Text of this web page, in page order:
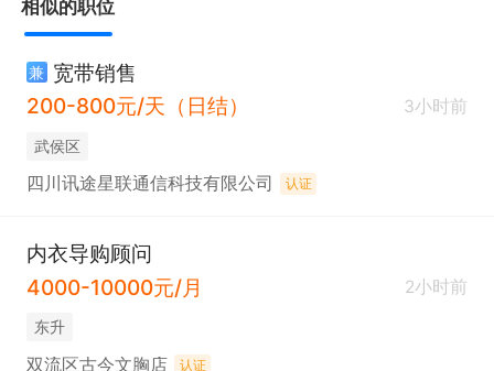
相似的职位
兼 宽带销售
200-800元/天（日结）
3小时前
武侯区
四川讯途星联通信科技有限公司 认证
内衣导购顾问
4000-10000元/月
2小时前
东升
双流区古今文胸店 认证